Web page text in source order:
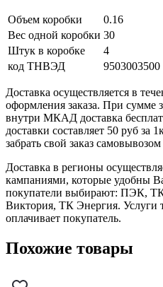
Объем коробки
0.16
Вес одной коробки 30
Штук в коробке
4
код ТНВЭД
9503003500
Доставка осуществляется в
оформления заказа. При сумме
внутри МКАД доставка
доставки составляет 50 руб за
забрать свой заказ
Доставка в регионы
кампаниями, которые удобны
покупатели выбирают: ПЭК,
Виктория, ТК Энергия. Услуги
оплачивает покупатель.
Похожие товары